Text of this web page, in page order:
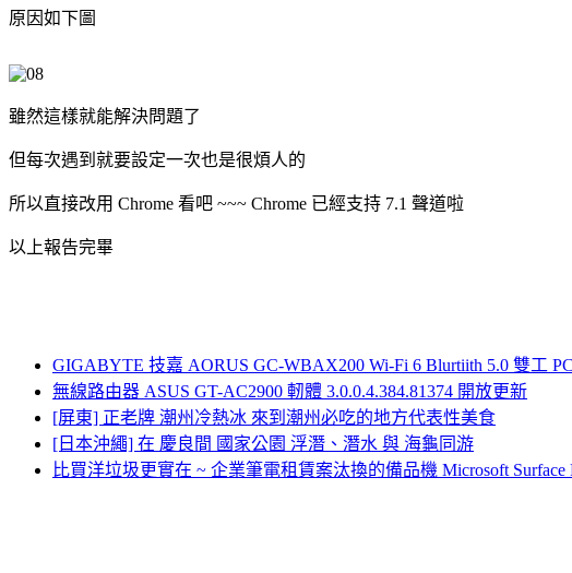
原因如下圖
雖然這樣就能解決問題了
但每次遇到就要設定一次也是很煩人的
所以直接改用 Chrome 看吧 ~~~ Chrome 已經支持 7.1 聲道啦
以上報告完畢
GIGABYTE 技嘉 AORUS GC-WBAX200 Wi-Fi 6 Blurtiith 5.0 雙工
無線路由器 ASUS GT-AC2900 軔體 3.0.0.4.384.81374 開放更新
[屏東] 正老牌 潮州冷熱冰 來到潮州必吃的地方代表性美食
[日本沖繩] 在 慶良間 國家公園 浮潛、潛水 與 海龜同游
比買洋垃圾更實在 ~ 企業筆電租賃案汰換的備品機 Microsoft Surface